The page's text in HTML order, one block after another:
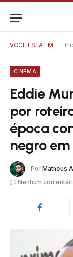
VOCÊ ESTÁ EM:
CINEMA
Eddie
por
época
negro
Por Matheus
Nenhum